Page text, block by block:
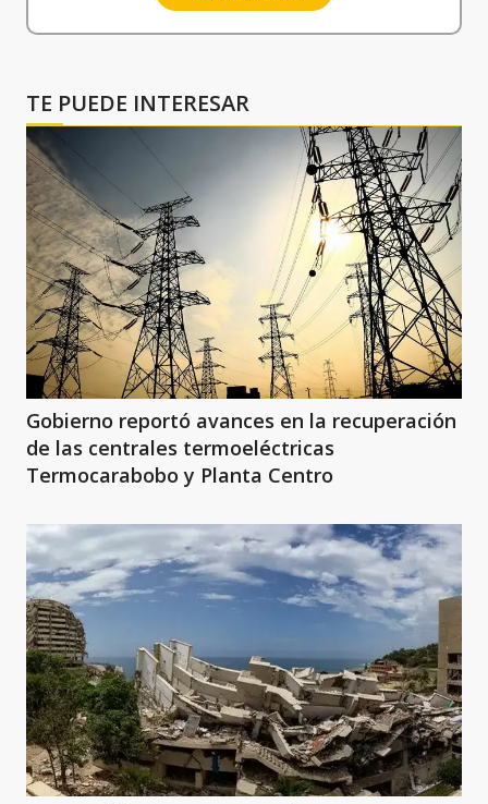
TE PUEDE INTERESAR
Gobierno reportó avances en la recuperación
de las centrales termoeléctricas
Termocarabobo y Planta Centro